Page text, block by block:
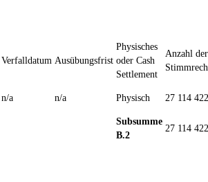
Verfalldatum Ausübungsfrist
Physisches
oder Cash
Settlement
Anzahl der
n/a n/a Physisch 27 114 422
Subsumme
B.2
27 114 422